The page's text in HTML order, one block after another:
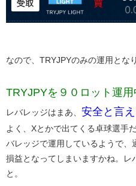
なので、TRYJPYのみの運用とな
​TRYJPYを９０ロット運用
レバレッジはまあ、 安全と言
よく、Xとかで出てくる卓球選手
バレッジで運用しているようで、
損益となってしまいますかね。
と。